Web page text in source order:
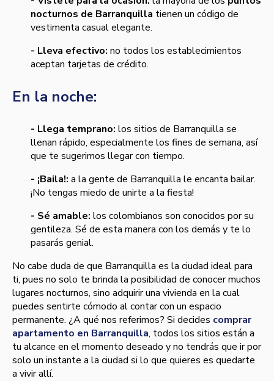
nocturnos de Barranquilla tienen un código de
vestimenta casual elegante.
- Lleva efectivo: no todos los establecimientos
aceptan tarjetas de crédito.
En la noche:
- Llega temprano: los sitios de Barranquilla se
llenan rápido, especialmente los fines de semana, así
que te sugerimos llegar con tiempo.
- ¡Baila!: a la gente de Barranquilla le encanta bailar.
¡No tengas miedo de unirte a la fiesta!
- Sé amable: los colombianos son conocidos por su
gentileza. Sé de esta manera con los demás y te lo
pasarás genial.
No cabe duda de que Barranquilla es la ciudad ideal para
ti, pues no solo te brinda la posibilidad de conocer muchos
lugares nocturnos, sino adquirir una vivienda en la cual
puedes sentirte cómodo al contar con un espacio
permanente. ¿A qué nos referimos? Si decides comprar
apartamento en Barranquilla, todos los sitios están a
tu alcance en el momento deseado y no tendrás que ir por
solo un instante a la ciudad si lo que quieres es quedarte
a vivir allí.